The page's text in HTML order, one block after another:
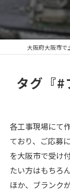
大阪府大阪市で
タグ『#
各工事現場にて
ており、ご応募
を大阪市で受け
たい方はもちろ
ほか、ブランク